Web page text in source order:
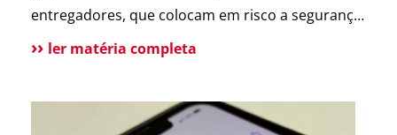
entregadores, que colocam em risco a segurança
dos moradores e a rotina dos condomínios.
encomendas, eliminando o contato direto entre
ler matéria completa